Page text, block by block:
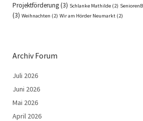
Projektförderung(3) Schlanke Mathilde (2)
(3) Weihnachten (2) Wir am Hörder Neumarkt (2)
Archiv Forum
Juli 2026
Juni 2026
Mai 2026
April 2026